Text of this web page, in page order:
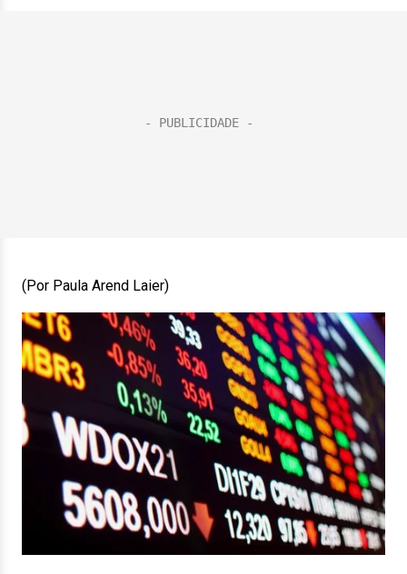
(Por Paula Arend Laier)